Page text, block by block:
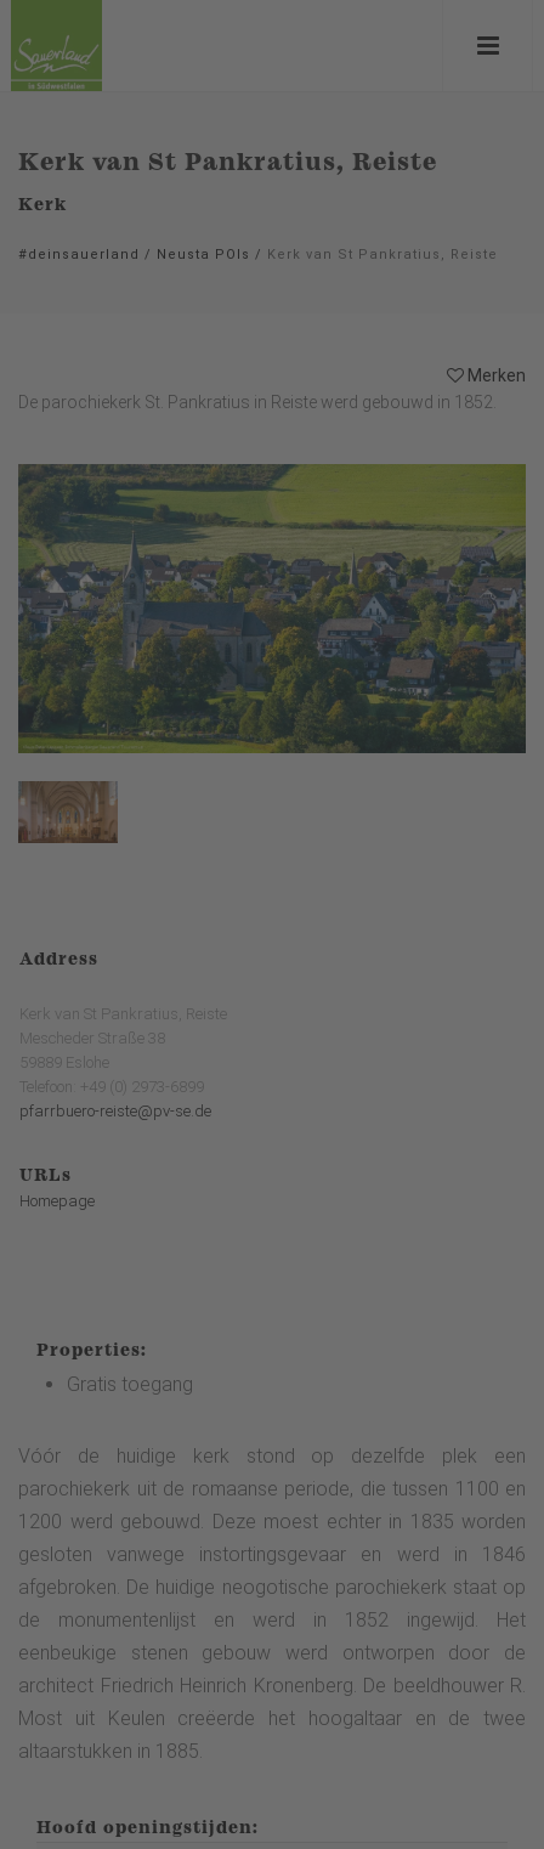
Kerk van St Pankratius, Reiste
Kerk
#deinsauerland / Neusta POIs / Kerk van St Pankratius, Reiste
Merken
De parochiekerk St. Pankratius in Reiste werd gebouwd in 1852.
Address
Kerk van St Pankratius, Reiste
Mescheder Straße 38
59889 Eslohe
Telefoon: +49 (0) 2973-6899
pfarrbuero-reiste@pv-se.de
URLs
Homepage
Properties:
Gratis toegang
Vóór de huidige kerk stond op dezelfde plek een
parochiekerk uit de romaanse periode, die tussen 1100 en
1200 werd gebouwd. Deze moest echter in 1835 worden
gesloten vanwege instortingsgevaar en werd in 1846
afgebroken. De huidige neogotische parochiekerk staat op
de monumentenlijst en werd in 1852 ingewijd. Het
eenbeukige stenen gebouw werd ontworpen door de
architect Friedrich Heinrich Kronenberg. De beeldhouwer R.
Most uit Keulen creëerde het hoogaltaar en de twee
altaarstukken in 1885.
Hoofd openingstijden: